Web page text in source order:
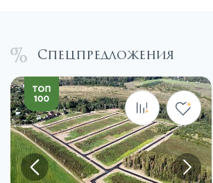
Спецпредложения